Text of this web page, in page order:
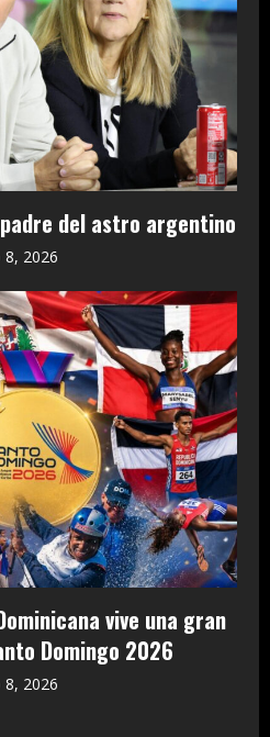
del astro argentino
2026
vive una gran
Domingo 2026
2026